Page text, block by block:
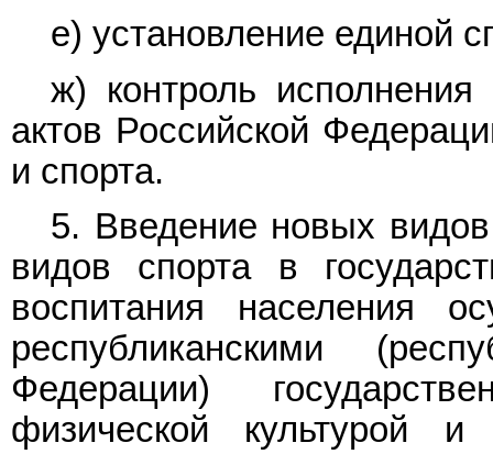
е) установление единой
ж) контроль
актов Российской
и спорта.
5. Введение новых
видов спорта в
воспитания населения
республиканскими
Федерации)
физической культурой